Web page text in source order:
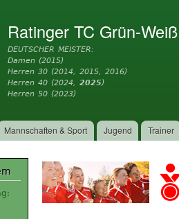
Ratinger TC Grün-
DEUTSCHER MEISTER:
Damen (2015)
Herren 30 (2014, 2015, 2016)
Herren 40 (2024,2025)
Herren 50 (2023)
Mannschaften & Sport Jugend Trainer